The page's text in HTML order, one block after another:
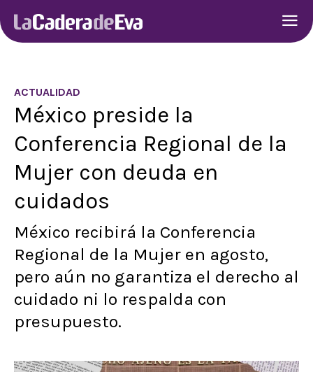
ACTUALIDAD
México preside la
Conferencia Regional de la
Mujer con deuda en
cuidados
México recibirá la Conferencia
Regional de la Mujer en agosto,
pero aún no garantiza el derecho al
cuidado ni lo respalda con
presupuesto.